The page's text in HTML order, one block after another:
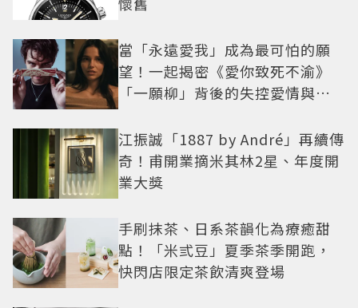
當「永遠愛我」成為最可怕的願
望！一起揭密《愛你致死不渝》
「一願柳」背後的失控愛情與爆
江振誠「1887 by André」再續傳
奇！甫開業摘米其林2星、年度開
業大獎
手刷抹茶、日系茶韻化為療癒甜
點！「米弎豆」夏季茶季開跑，
快閃店限定茶飲清爽登場